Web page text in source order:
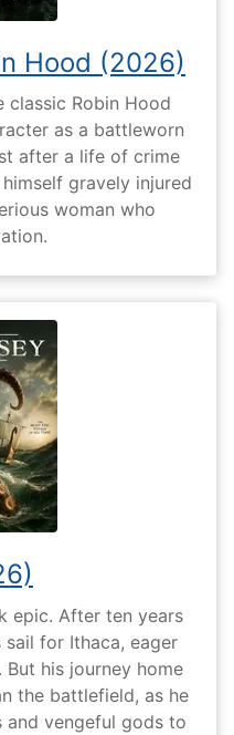
Hood (2026)
classic Robin Hood
as a battleworn
after a life of crime
gravely injured
woman who
epic. After ten years
sail for Ithaca, eager
his journey home
the battlefield, as he
and vengeful gods to